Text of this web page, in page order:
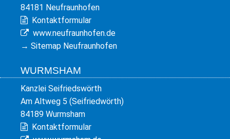
84181 Neufraunhofen
Kontaktformular
www.neufraunhofen.de
→ Sitemap Neufraunhofen
WURMSHAM
Kanzlei Seifriedswörth
Am Altweg 5 (Seifriedwörth)
84189 Wurmsham
Kontaktformular